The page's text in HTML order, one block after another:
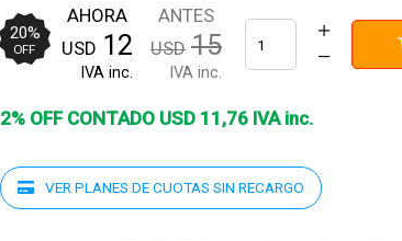
20%
OFF
ANTES
USD 15
IVA inc.
AHORA
USD 12
IVA inc.
2% OFF CONTADO USD 11 ,76 IVA inc.
VER PLANES DE CUOTAS SIN RECARGO